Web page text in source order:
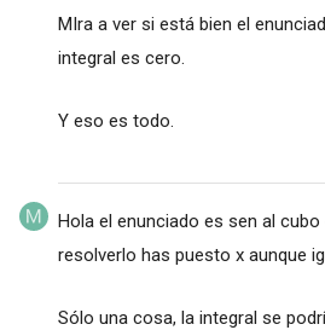
MIra a ver si está bien el
integral es cero.
Y eso es todo.
Hola el enunciado es sen al
resolverlo has puesto x aunque
Sólo una cosa, la integral se